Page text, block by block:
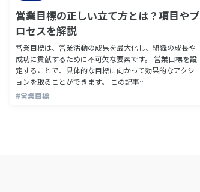
営業目標の正しい立て方とは？項目やプ
ロセスを解説
営業目標は、営業活動の成果を最大化し、組織の成長や
成功に貢献するために不可欠な要素です。 営業目標を設
定することで、具体的な目標に向かって効果的なアクシ
ョンを取ることができます。 この記事…
#営業目標